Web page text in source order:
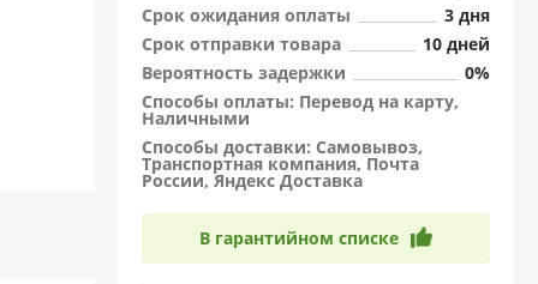
Cрок ожидания оплаты
3 дня
Cрок отправки товара
10 дней
0%
Вероятность задержки
Способы оплаты: Перевод на карту,
Наличными
Способы доставки: Самовывоз,
Транспортная компания, Почта
России, Яндекс Доставка
В гарантийном списке